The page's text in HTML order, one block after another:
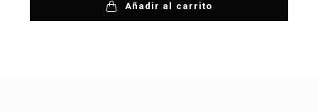
Añadir al carrito